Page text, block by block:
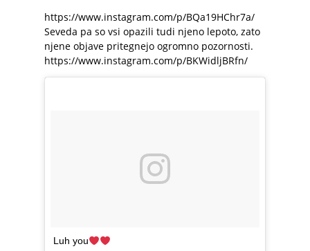
https://www.instagram.com/p/BQa19HChr7a/
Seveda pa so vsi opazili tudi njeno lepoto, zato
njene objave pritegnejo ogromno pozornosti.
https://www.instagram.com/p/BKWidljBRfn/
Luh you